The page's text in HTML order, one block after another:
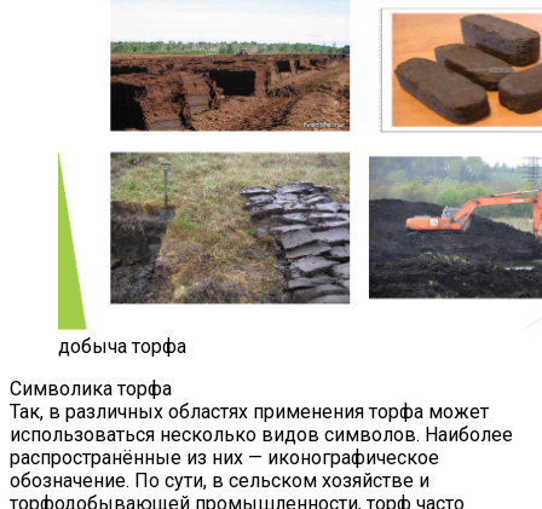
добыча торфа
Символика торфа
Так, в различных областях применения торфа может
использоваться несколько видов символов. Наиболее
распространённые из них — иконографическое
обозначение. По сути, в сельском хозяйстве и
торфодобывающей промышленности, торф часто